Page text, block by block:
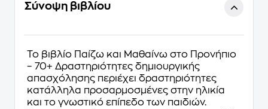
Σύνοψη βιβλίου
Το βιβλίο Παίζω και Μαθαίνω στο Προνήπιο
– 70+ Δραστηριότητες δημιουργικής
απασχόλησης περιέχει δραστηριότητες
κατάλληλα προσαρμοσμένες στην ηλικία
και το γνωστικό επίπεδο των παιδιών.